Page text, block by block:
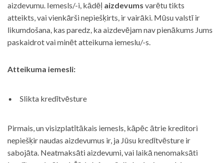
aizdevumu. Iemesls/-i, kādēļ aizdevums varētu tikts
atteikts, vai vienkārši nepiešķirts, ir vairāki. Mūsu valstī ir
likumdošana, kas paredz, ka aizdevējam nav pienākums Jums
paskaidrot vai minēt atteikuma iemeslu/-s.
Atteikuma iemesli:
Slikta kredītvēsture
Pirmais, un visizplatītākais iemesls, kāpēc ātrie kreditori
nepiešķir naudas aizdevumus ir, ja Jūsu kredītvēsture ir
sabojāta. Neatmaksāti aizdevumi, vai laikā nenomaksāti